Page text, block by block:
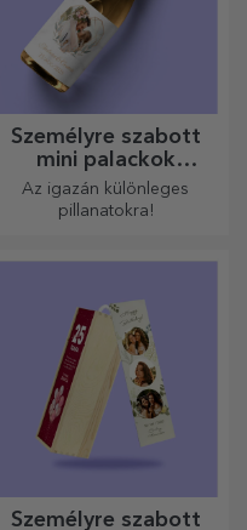
Személyre szabott
mini palackok
pezsgővel
Az igazán különleges
pillanatokra!
Személyre szabott